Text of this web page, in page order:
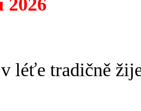
léťe tradičně